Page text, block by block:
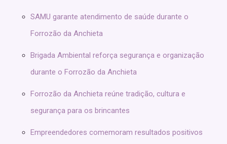
SAMU garante atendimento de saúde durante o
Forrozão da Anchieta
Brigada Ambiental reforça segurança e organização
durante o Forrozão da Anchieta
Forrozão da Anchieta reúne tradição, cultura e
segurança para os brincantes
Empreendedores comemoram resultados positivos